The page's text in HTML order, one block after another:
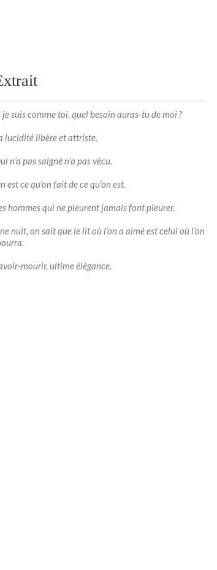
je suis comme toi, quel besoin auras-tu de moi ?
lucidité libère et attriste.
n’a pas saigné n’a pas vécu.
est ce qu’on fait de ce qu’on est.
hommes qui ne pleurent jamais font pleurer.
nuit, on sait que le lit où l’on a aimé est celui où l’on
mourir, ultime élégance.